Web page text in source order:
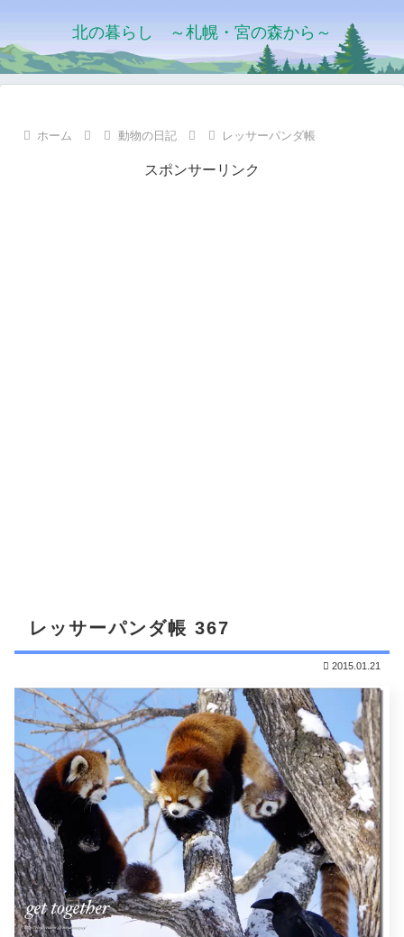
北の暮らし ～札幌・宮の森から～
ホーム 動物の日記 レッサーパンダ帳
スポンサーリンク
レッサーパンダ帳 367
2015.01.21